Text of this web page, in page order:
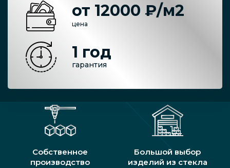
от 12000 ₽/м2
цена
1 год
гарантия
Собственное
производство
Большой выбор
изделий из стекла